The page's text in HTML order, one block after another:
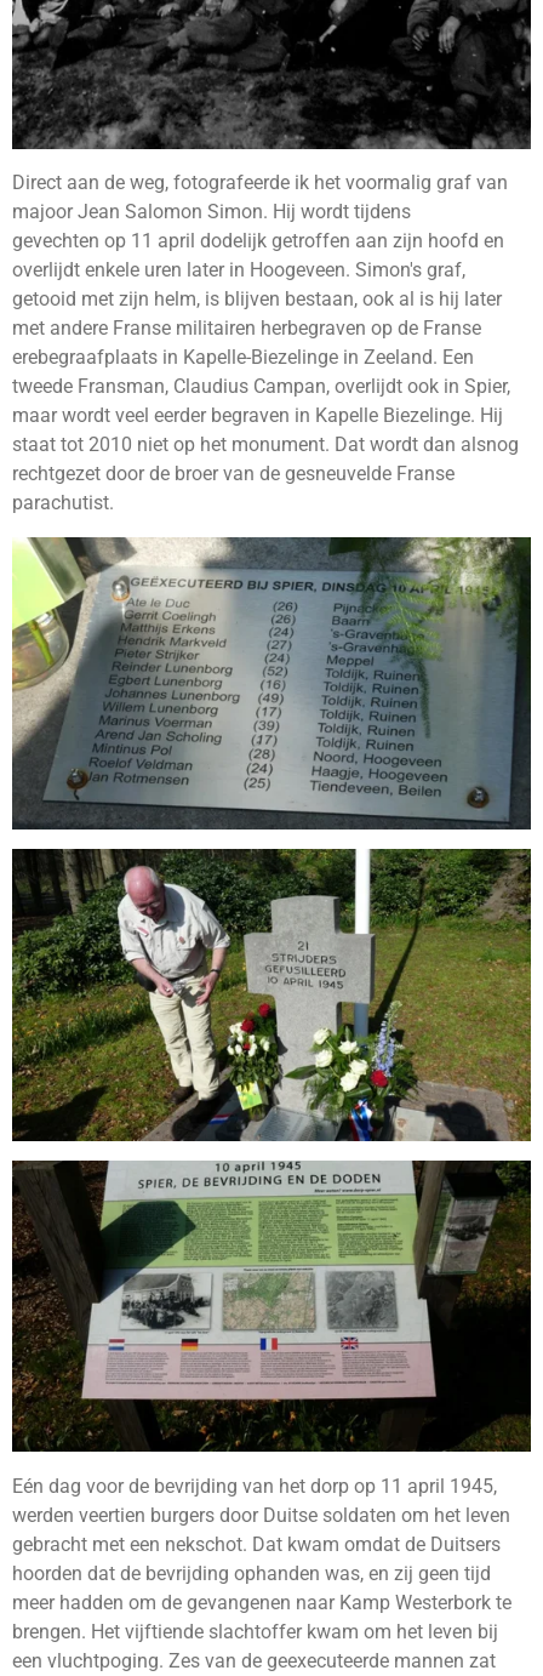
Direct aan de weg, fotografeerde ik het voormalig graf van
majoor Jean Salomon Simon. Hij wordt tijdens
gevechten op 11 april dodelijk getroffen aan zijn hoofd en
overlijdt enkele uren later in Hoogeveen. Simon's graf,
getooid met zijn helm, is blijven bestaan, ook al is hij later
met andere Franse militairen herbegraven op de Franse
erebegraafplaats in Kapelle-Biezelinge in Zeeland. Een
tweede Fransman, Claudius Campan, overlijdt ook in Spier,
maar wordt veel eerder begraven in Kapelle Biezelinge. Hij
staat tot 2010 niet op het monument. Dat wordt dan alsnog
rechtgezet door de broer van de gesneuvelde Franse
parachutist.
Eén dag voor de bevrijding van het dorp op 11 april 1945,
werden veertien burgers door Duitse soldaten om het leven
gebracht met een nekschot. Dat kwam omdat de Duitsers
hoorden dat de bevrijding ophanden was, en zij geen tijd
meer hadden om de gevangenen naar Kamp Westerbork te
brengen. Het vijftiende slachtoffer kwam om het leven bij
een vluchtpoging. Zes van de geexecuteerde mannen zat